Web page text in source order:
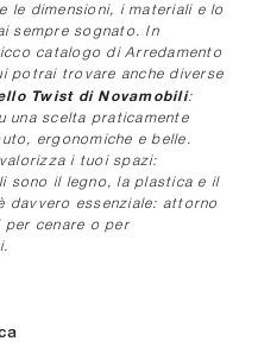
le dimensioni, i materiali e lo
sempre sognato. In
catalogo di Arredamento
potrai trovare anche diverse
Twist di Novamobili:
una scelta praticamente
ergonomiche e belle.
i tuoi spazi:
sono il legno, la plastica e il
davvero essenziale: attorno
cenare o per